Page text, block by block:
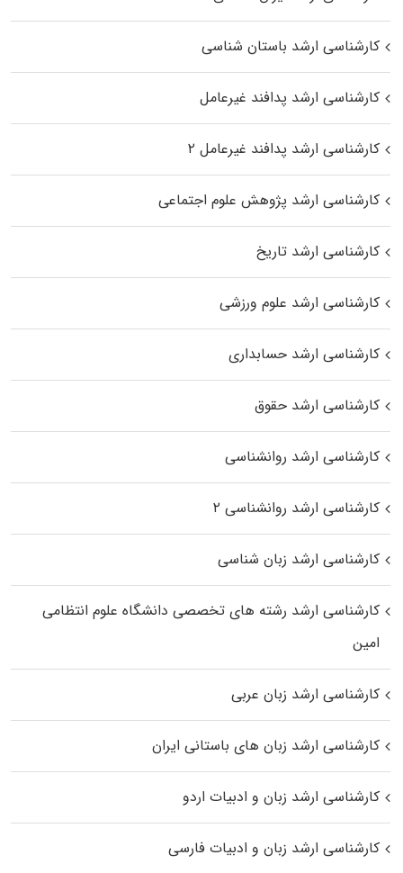
کارشناسی ارشد باستان شناسی
کارشناسی ارشد پدافند غیرعامل
کارشناسی ارشد پدافند غیرعامل ۲
کارشناسی ارشد پژوهش علوم اجتماعی
کارشناسی ارشد تاریخ
کارشناسی ارشد علوم ورزشی
کارشناسی ارشد حسابداری
کارشناسی ارشد حقوق
کارشناسی ارشد روانشناسی
کارشناسی ارشد روانشناسی ۲
کارشناسی ارشد زبان شناسی
کارشناسی ارشد رﺷﺘﻪ ﻫﺎی تخصصی داﻧﺸﮕﺎه ﻋﻠﻮم انتظامی
اﻣﻴﻦ
کارشناسی ارشد زبان عربی
کارشناسی ارشد زبان‌ های باستانی ایران
کارشناسی ارشد زبان و ادبیات اردو
کارشناسی ارشد زبان و ادبیات فارسی